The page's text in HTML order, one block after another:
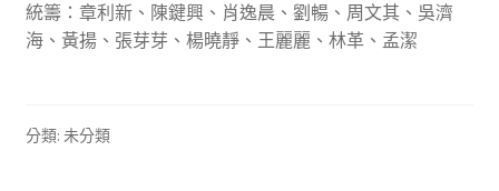
統籌：章利新、陳鍵興、肖逸晨、劉暢、周文其、吳濟
海、黃揚、張芽芽、楊曉靜、王麗麗、林革、孟潔
分類: 未分類